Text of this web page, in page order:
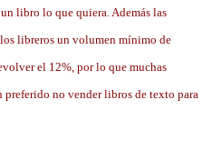
libro lo que quiera. Además las
libreros un volumen mínimo de
el 12%, por lo que muchas
preferido no vender libros de texto para